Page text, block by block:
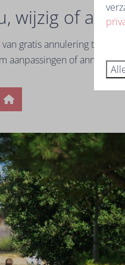
wijzig of
gratis annulering tot 14
aanpassingen of